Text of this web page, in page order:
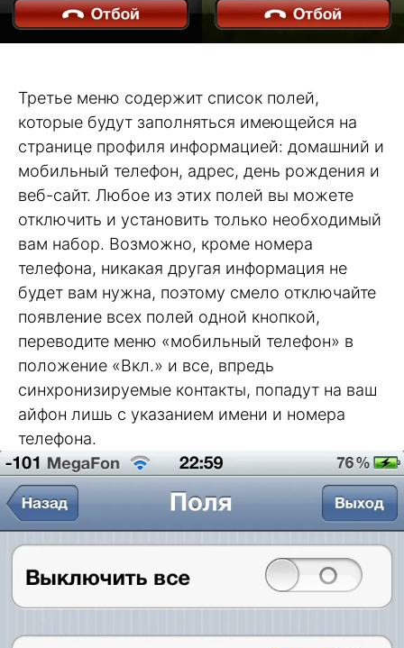
Третье меню содержит список полей,
которые будут заполняться имеющейся на
странице профиля информацией: домашний и
мобильный телефон, адрес, день рождения и
веб-сайт. Любое из этих полей вы можете
отключить и установить только необходимый
вам набор. Возможно, кроме номера
телефона, никакая другая информация не
будет вам нужна, поэтому смело отключайте
появление всех полей одной кнопкой,
переводите меню «мобильный телефон» в
положение «Вкл.» и все, впредь
синхронизируемые контакты, попадут на ваш
айфон лишь с указанием имени и номера
телефона.